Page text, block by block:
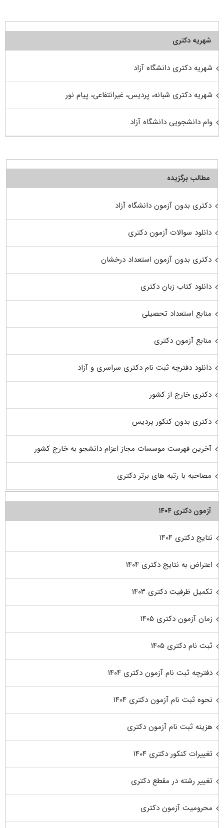
شهریه دکتری
شهریه دکتری دانشگاه آزاد
شهریه دکتری شبانه، پردیس، غیرانتفاعی، پیام نور
وام دانشجویی دانشگاه آزاد
مطالب برگزیده
دکتری بدون آزمون دانشگاه آزاد
دانلود سوالات آزمون دکتری
دکتری بدون آزمون استعداد درخشان
دانلود کتاب زبان دکتری
منابع استعداد تحصیلی
منابع آزمون دکتری
دانلود دفترچه ثبت نام دکتری سراسری و آزاد
دکتری خارج از کشور
دکتری بدون کنکور پردیس
آخرین فهرست موسسات مجاز اعزام دانشجو به خارج کشور
مصاحبه با رتبه های برتر دکتری
آزمون دکتری ۱۴۰۴
نتایج دکتری ۱۴۰۴
اعتراض به نتایج دکتری ۱۴۰۴
تکمیل ظرفیت دکتری ۱۴۰۳
زمان آزمون دکتری ۱۴۰۵
ثبت نام دکتری ۱۴۰۵
دفترچه ثبت نام آزمون دکتری ۱۴۰۴
نحوه ثبت نام آزمون دکتری ۱۴۰۴
هزینه ثبت نام آزمون دکتری
تغییرات کنکور دکتری ۱۴۰۴
تغییر رشته در مقطع دکتری
محرومیت آزمون دکتری